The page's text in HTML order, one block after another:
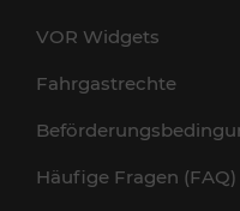
VOR Widgets
Fahrgastrechte
Häufige Fragen (FAQ)